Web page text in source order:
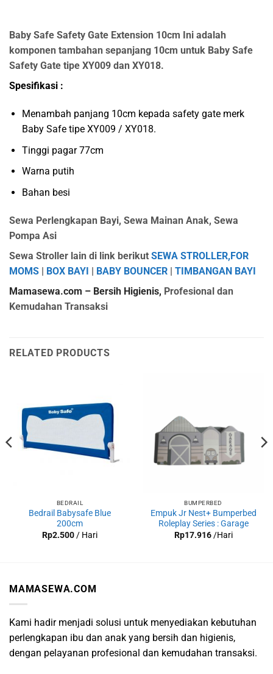
Baby Safe Safety Gate Extension 10cm Ini adalah
komponen tambahan sepanjang 10cm untuk Baby Safe
Safety Gate tipe XY009 dan XY018.
Spesifikasi :
Menambah panjang 10cm kepada safety gate merk
Baby Safe tipe XY009 / XY018.
Tinggi pagar 77cm
Warna putih
Bahan besi
Sewa Perlengkapan Bayi, Sewa Mainan Anak, Sewa
Pompa Asi
Sewa Stroller lain di link berikut SEWA STROLLER,FOR
MOMS | BOX BAYI | BABY BOUNCER | TIMBANGAN BAYI
Mamasewa.com – Bersih Higienis, Profesional dan
Kemudahan Transaksi
RELATED PRODUCTS
BEDRAIL
Bedrail Babysafe Blue
200cm
Rp2.500 / Hari
BUMPERBED
Empuk Jr Nest+ Bumperbed
Roleplay Series : Garage
Rp17.916 /Hari
MAMASEWA.COM
Kami hadir menjadi solusi untuk menyediakan kebutuhan
perlengkapan ibu dan anak yang bersih dan higienis,
dengan pelayanan profesional dan kemudahan transaksi.